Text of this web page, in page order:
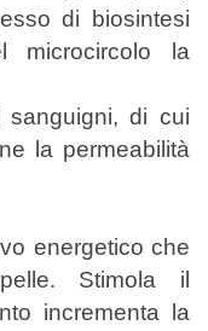
di biosintesi
microcircolo la
di cui
la permeabilità
energetico che
Stimola il
incrementa la